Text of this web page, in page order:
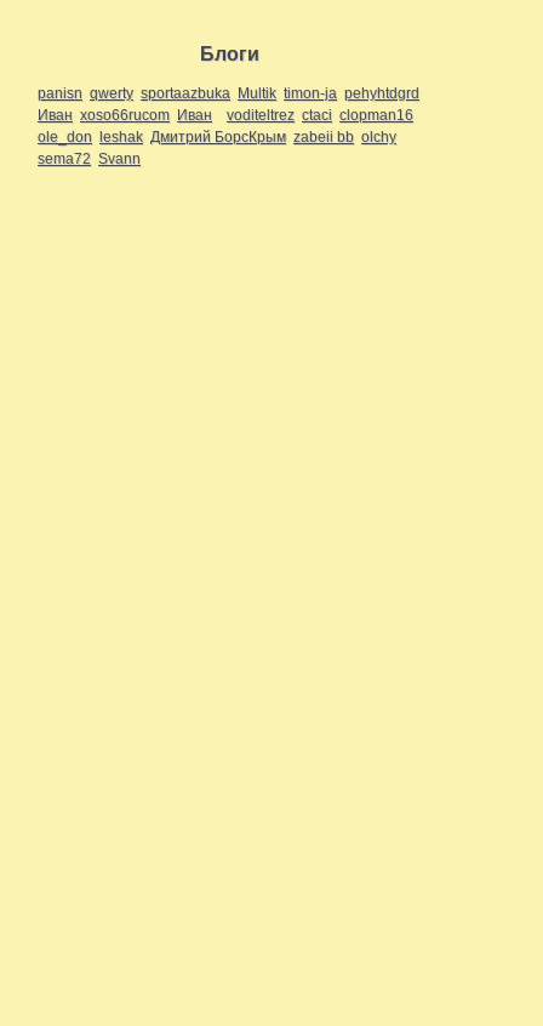
Блоги
panisn qwerty sportaazbuka Multik timon-ja pehyhtdgrd
Иван xoso66rucom Иван voditeltrez ctaci clopman16
ole_don leshak Дмитрий БорсКрым zabeii bb olchy
sema72 Svann